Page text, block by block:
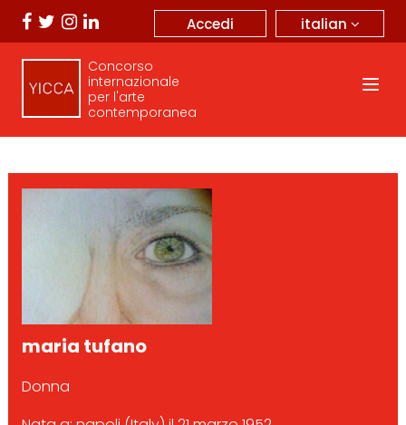
italian
Accedi
Concorso
internazionale
per l'arte
contemporanea
maria tufano
Donna